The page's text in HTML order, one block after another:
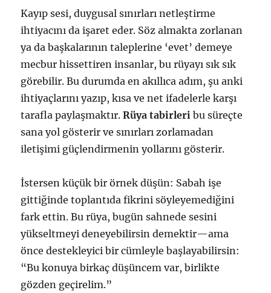
Kayıp sesi, duygusal sınırları netleştirme
ihtiyacını da işaret eder. Söz almakta zorlanan
ya da başkalarının taleplerine ‘evet’ demeye
mecbur hissettiren insanlar, bu rüyayı sık sık
görebilir. Bu durumda en akıllıca adım, şu anki
ihtiyaçlarını yazıp, kısa ve net ifadelerle karşı
tarafla paylaşmaktır.Rüya tabirleri bu süreçte
sana yol gösterir ve sınırları zorlamadan
iletişimi güçlendirmenin yollarını gösterir.
İstersen küçük bir örnek düşün: Sabah işe
gittiğinde toplantıda fikrini söyleyemediğini
fark ettin. Bu rüya, bugün sahnede sesini
yükseltmeyi deneyebilirsin demektir—ama
önce destekleyici bir cümleyle başlayabilirsin:
“Bu konuya birkaç düşüncem var, birlikte
gözden geçirelim.”